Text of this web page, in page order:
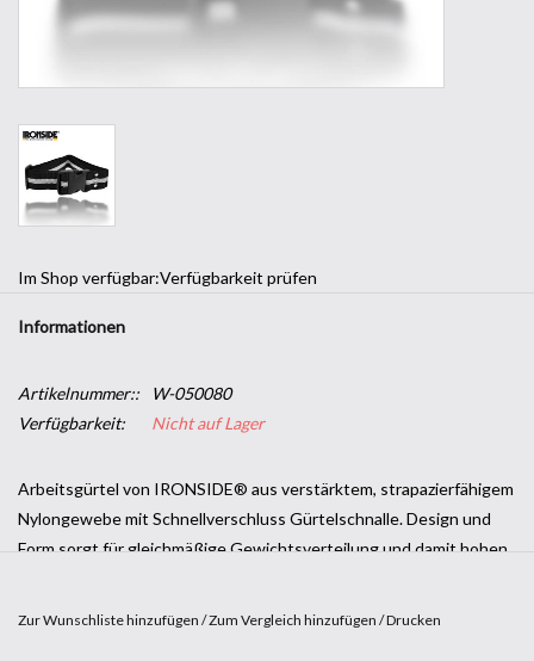
Im Shop verfügbar:Verfügbarkeit prüfen
Informationen
Artikelnummer::
W-050080
Verfügbarkeit:
Nicht auf Lager
Arbeitsgürtel von IRONSIDE® aus verstärktem, strapazierfähigem
Nylongewebe mit Schnellverschluss Gürtelschnalle. Design und
Form sorgt für gleichmäßige Gewichtsverteilung und damit hohen
Zur Wunschliste hinzufügen /Zum Vergleich hinzufügen /Drucken